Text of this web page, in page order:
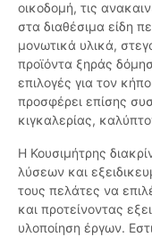
οικοδομή, τις
στα διαθέσιμα είδη
μονωτικά υλικά,
προϊόντα ξηράς
επιλογές για τον
προσφέρει επίσης
κιγκαλερίας,
Η Κουσιμήτρης
λύσεων και
τους πελάτες να
και προτείνοντας
υλοποίηση έργων.